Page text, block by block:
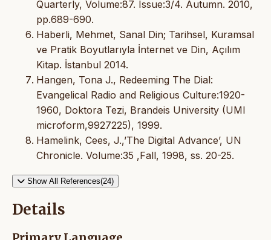
Quarterly, Volume:87. Issue:3/4. Autumn. 2010,
pp.689-690.
Haberli, Mehmet, Sanal Din; Tarihsel, Kuramsal
ve Pratik Boyutlarıyla İnternet ve Din, Açılım
Kitap. İstanbul 2014.
Hangen, Tona J., Redeeming The Dial:
Evangelical Radio and Religious Culture:1920-
1960, Doktora Tezi, Brandeis University (UMI
microform,9927225), 1999.
Hamelink, Cees, J.,’The Digital Advance’, UN
Chronicle. Volume:35 ,Fall, 1998, ss. 20-25.
Show All References(24)
Details